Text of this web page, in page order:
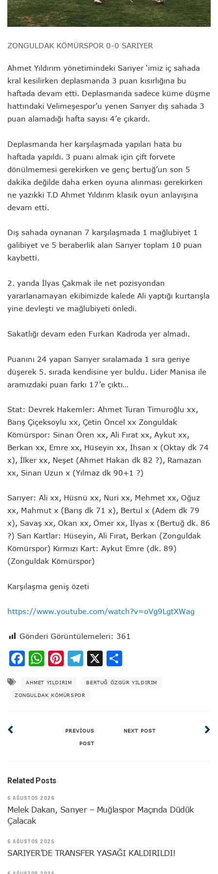
ZONGULDAK KÖMÜRSPOR 0-0 SARIYER
Ahmet Yıldırım yönetimindeki Sarıyer ‘imiz iç sahada
kral kesilirken deplasmanda 3 puan kısırlığına bu
haftada devam etti. Deplasmanda sadece küme düşme
hattındaki Velimeşespor’u yenen Sarıyer dış sahada 3
puan alamadığı hafta sayısı 4’e çıkardı.
Deplasmanda her karşılaşmada yapılan hata bu
haftada yapıldı. 3 puanı almak için çift forvete
dönülmemesi gerekirken ve genç bertuğ’un son 5
dakika değilde daha erken oyuna alınması gerekirken
ne yazıkki T.D Ahmet Yıldırım klasik oyun anlayışına
devam etti.
Dış sahada oynanan 7 karşılaşmada 1 mağlubiyet 1
galibiyet ve 5 beraberlik alan Sarıyer toplam 10 puan
kaybetti.
2. yarıda İlyas Çakmak ile net pozisyondan
yararlanamayan ekibimizde kalede Ali yaptığı kurtarışla
yine devleşti ve mağlubiyeti önledi.
Sakatlığı devam eden Furkan Kadroda yer almadı.
Puanını 24 yapan Sarıyer sıralamada 1 sıra geriye
düşerek 5. sırada kendisine yer buldu. Lider Manisa ile
aramızdaki puan farkı 17’e çıktı…
Stat: Devrek Hakemler: Ahmet Turan Timuroğlu xx,
Barış Çiçeksoylu xx, Çetin Öncel xx Zonguldak
Kömürspor: Sinan Ören xx, Ali Fırat xx, Aykut xx,
Berkan xx, Emre xx, Hüseyin xx, İhsan x (Oktay dk 74
x), İlker xx, Neşet (Ahmet Hakan dk 82 ?), Ramazan
xx, Sinan Uzun x (Yılmaz dk 90+1 ?)
Sarıyer: Ali xx, Hüsnü xx, Nuri xx, Mehmet xx, Oğuz
xx, Mahmut x (Barış dk 71 x), Bertul x (Adem dk 79
x), Savaş xx, Okan xx, Ömer xx, İlyas x (Bertuğ dk. 86
?) Sarı Kartlar: Hüseyin, Ali Fırat, Berkan (Zonguldak
Kömürspor) Kırmızı Kart: Aykut Emre (dk. 89)
(Zonguldak Kömürspor)
Karşılaşma geniş özeti
https://www.youtube.com/watch?v=oVg9LgtXWag
Gönderi Görüntülemeleri: 361
Facebook
WhatsApp
Pinterest
Telegram
X
AHMET YILDIRIM BERTUĞ ÖZGÜR YILDIRIM
ZONGULDAK KÖMÜRSPOR
PREVIOUS
POST
NEXT POST
Related Posts
6 AĞUSTOS 2026
Melek Dakan, Sarıyer – Muğlaspor Maçında Düdük
Çalacak
6 AĞUSTOS 2026
SARIYER’DE TRANSFER YASAĞI KALDIRILDI!